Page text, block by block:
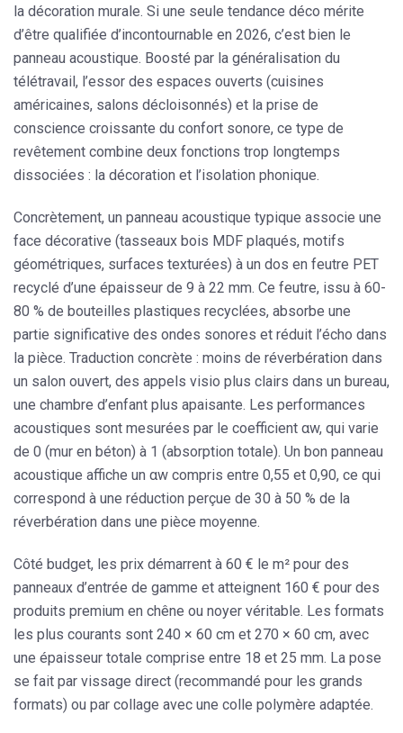
la décoration murale. Si une seule tendance déco mérite
d’être qualifiée d’incontournable en 2026, c’est bien le
panneau acoustique. Boosté par la généralisation du
télétravail, l’essor des espaces ouverts (cuisines
américaines, salons décloisonnés) et la prise de
conscience croissante du confort sonore, ce type de
revêtement combine deux fonctions trop longtemps
dissociées : la décoration et l’isolation phonique.
Concrètement, un panneau acoustique typique associe une
face décorative (tasseaux bois MDF plaqués, motifs
géométriques, surfaces texturées) à un dos en feutre PET
recyclé d’une épaisseur de 9 à 22 mm. Ce feutre, issu à 60-
80 % de bouteilles plastiques recyclées, absorbe une
partie significative des ondes sonores et réduit l’écho dans
la pièce. Traduction concrète : moins de réverbération dans
un salon ouvert, des appels visio plus clairs dans un bureau,
une chambre d’enfant plus apaisante. Les performances
acoustiques sont mesurées par le coefficient αw, qui varie
de 0 (mur en béton) à 1 (absorption totale). Un bon panneau
acoustique affiche un αw compris entre 0,55 et 0,90, ce qui
correspond à une réduction perçue de 30 à 50 % de la
réverbération dans une pièce moyenne.
Côté budget, les prix démarrent à 60 € le m² pour des
panneaux d’entrée de gamme et atteignent 160 € pour des
produits premium en chêne ou noyer véritable. Les formats
les plus courants sont 240 × 60 cm et 270 × 60 cm, avec
une épaisseur totale comprise entre 18 et 25 mm. La pose
se fait par vissage direct (recommandé pour les grands
formats) ou par collage avec une colle polymère adaptée.